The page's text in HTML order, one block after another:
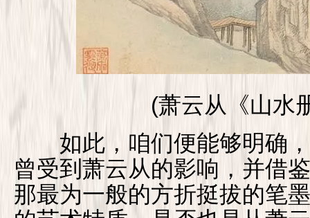
(萧云从《山水
如此，咱们便能够明确，
曾受到萧云从的影响，并借
那最为一般的方折挺拔的笔